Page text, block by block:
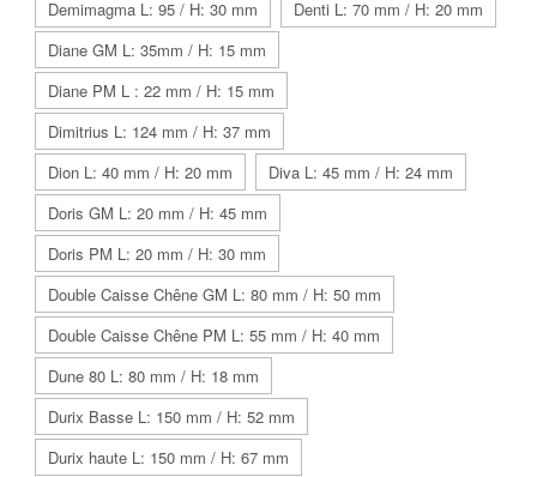
Demimagma L: 95 / H: 30 mm
Denti L: 70 mm / H: 20 mm
Diane GM L: 35mm / H: 15 mm
Diane PM L : 22 mm / H: 15 mm
Dimitrius L: 124 mm / H: 37 mm
Dion L: 40 mm / H: 20 mm
Diva L: 45 mm / H: 24 mm
Doris GM L: 20 mm / H: 45 mm
Doris PM L: 20 mm / H: 30 mm
Double Caisse Chêne GM L: 80 mm / H: 50 mm
Double Caisse Chêne PM L: 55 mm / H: 40 mm
Dune 80 L: 80 mm / H: 18 mm
Durix Basse L: 150 mm / H: 52 mm
Durix haute L: 150 mm / H: 67 mm